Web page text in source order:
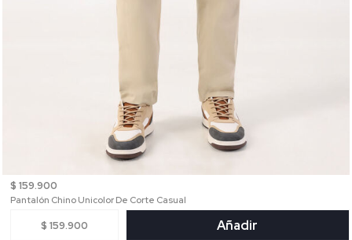
$ 159.900
Pantalón Chino Unicolor De Corte Casual
$ 159.900 Añadir